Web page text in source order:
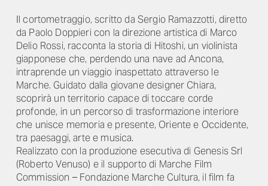
Il cortometraggio, scritto da Sergio Ramazzotti, diretto
da Paolo Doppieri con la direzione artistica di Marco
Delio Rossi, racconta la storia di Hitoshi, un violinista
giapponese che, perdendo una nave ad Ancona,
intraprende un viaggio inaspettato attraverso le
Marche. Guidato dalla giovane designer Chiara,
scoprirà un territorio capace di toccare corde
profonde, in un percorso di trasformazione interiore
che unisce memoria e presente, Oriente e Occidente,
tra paesaggi, arte e musica.
Realizzato con la produzione esecutiva di Genesis Srl
(Roberto Venuso) e il supporto di Marche Film
Commission – Fondazione Marche Cultura, il film fa